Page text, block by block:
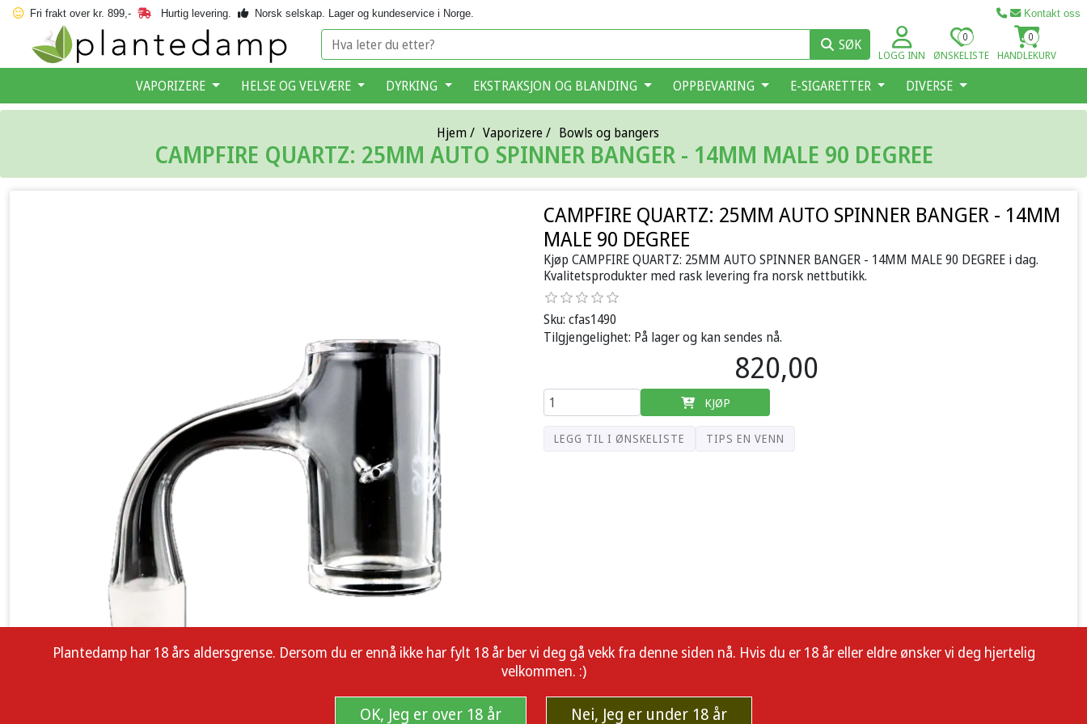
Fri frakt over kr. 899,- Hurtig levering. Norsk selskap. Lager og kundeservice i Norge. Kontakt oss
SØK
LOGG INN ØNSKELISTE
0
HANDLEKURV
0
VAPORIZERE HELSE OG VELVÆRE DYRKING EKSTRAKSJON OG BLANDING OPPBEVARING E-SIGARETTER DIVERSE
Hjem / Vaporizere / Bowls og bangers
CAMPFIRE QUARTZ: 25MM AUTO SPINNER BANGER - 14MM MALE 90 DEGREE
CAMPFIRE QUARTZ: 25MM AUTO SPINNER BANGER - 14MM
MALE 90 DEGREE
Kjøp CAMPFIRE QUARTZ: 25MM AUTO SPINNER BANGER - 14MM MALE 90 DEGREE i dag.
Kvalitetsprodukter med rask levering fra norsk nettbutikk.
Sku: cfas1490
Tilgjengelighet: På lager og kan sendes nå.
820,00
KJØP
LEGG TIL I ØNSKELISTE TIPS EN VENN
Plantedamp har 18 års aldersgrense. Dersom du er ennå ikke har fylt 18 år ber vi deg gå vekk fra denne siden nå. Hvis du er 18 år eller eldre ønsker vi deg hjertelig
velkommen. :)
OK, Jeg er over 18 år Nei, Jeg er under 18 år